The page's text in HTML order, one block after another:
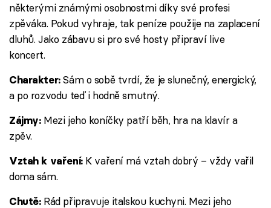
některými známými osobnostmi díky své profesi
zpěváka. Pokud vyhraje, tak peníze použije na zaplacení
dluhů. Jako zábavu si pro své hosty připraví live
koncert.
Charakter:Sám o sobě tvrdí, že je slunečný, energický,
a po rozvodu teď i hodně smutný.
Zájmy: Mezi jeho koníčky patří běh, hra na klavír a
zpěv.
Vztah k vaření: K vaření má vztah dobrý – vždy vařil
doma sám.
Chutě: Rád připravuje italskou kuchyni. Mezi jeho